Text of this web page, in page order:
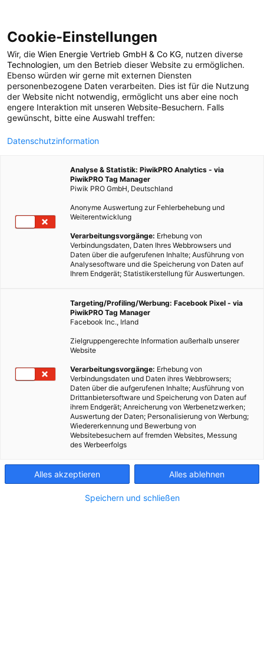
POSTS BY TAG
Model S
2 BEITRÄGE
Tesla präsentiert ein Batterietausch-System für das Model
S
24. JUNI 2013 VONMARTIN SKOPAL
Elon Musk, Chef von Tesla Motors, stellte gerade für die „Tesla
Station“ ein System vor, wie binnen anderthalb Minuten die
leere Batterie gegen eine volle getauscht werden kann
BEITRAG ANSEHEN
TEILEN
Cookie-Einstellungen
Wir, die Wien Energie Vertrieb GmbH & Co KG, nutzen diverse
Technologien, um den Betrieb dieser Website zu ermöglichen.
Ebenso würden wir gerne mit externen Diensten
personenbezogene Daten verarbeiten. Dies ist für die Nutzung
der Website nicht notwendig, ermöglicht uns aber eine noch
engere Interaktion mit unseren Website-Besuchern. Falls
gewünscht, bitte eine Auswahl treffen:
Datenschutzinformation
Analyse & Statistik: PiwikPRO Analytics - via
PiwikPRO Tag Manager
Piwik PRO GmbH, Deutschland
Anonyme Auswertung zur Fehlerbehebung und
Weiterentwicklung
Verarbeitungsvorgänge: Erhebung von
Verbindungsdaten, Daten Ihres Webbrowsers und
Daten über die aufgerufenen Inhalte; Ausführung von
Analysesoftware und die Speicherung von Daten auf
Ihrem Endgerät; Statistikerstellung für Auswertungen.
Targeting/Profiling/Werbung: Facebook Pixel - via
PiwikPRO Tag Manager
Facebook Inc., Irland
Zielgruppengerechte Information außerhalb unserer
Website
Verarbeitungsvorgänge: Erhebung von
Verbindungsdaten und Daten ihres Webbrowsers;
Daten über die aufgerufenen Inhalte; Ausführung von
Drittanbietersoftware und Speicherung von Daten auf
ihrem Endgerät; Anreicherung von Werbenetzwerken;
Auswertung der Daten; Personalisierung von Werbung;
Wiedererkennung und Bewerbung von
Websitebesuchern auf fremden Websites, Messung
des Werbeerfolgs
Alles akzeptieren Alles ablehnen
Speichern und schließen